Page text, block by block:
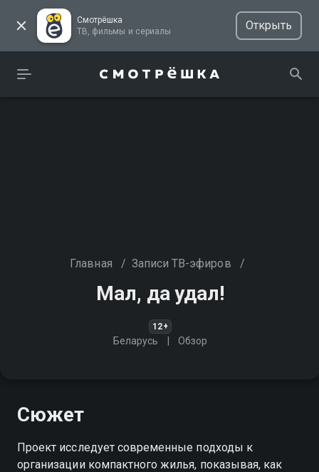
Смотрёшка
ТВ, фильмы и сериалы
Открыть
Главная / Записи ТВ-эфиров /
Мал, да удал!
12+
Беларусь Обзор
Сюжет
Проект исследует современные подходы к
организации компактного жилья, показывая, как